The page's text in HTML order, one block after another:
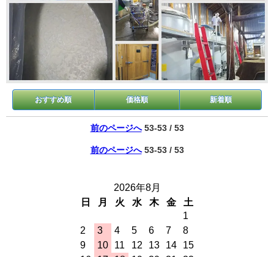
おすすめ順 価格順 新着順
前のページへ53-53 / 53
前のページへ53-53 / 53
2026年8月
日
月 火 水 木 金
土
1
2
3 4 5 6 7
8
9
10 11 12 13 14
15